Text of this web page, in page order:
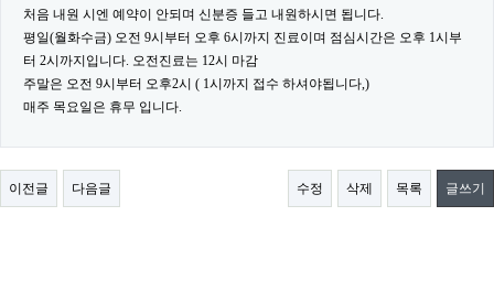
처음 내원 시엔 예약이 안되며 신분증 들고 내원하시면 됩니다.
평일(월화수금) 오전 9시부터 오후 6시까지 진료이며 점심시간은 오후 1시부
터 2시까지입니다. 오전진료는 12시 마감
주말은 오전 9시부터 오후2시 ( 1시까지 접수 하셔야됩니다,)
매주 목요일은 휴무 입니다.
이전글 다음글 수정 삭제 목록 글쓰기